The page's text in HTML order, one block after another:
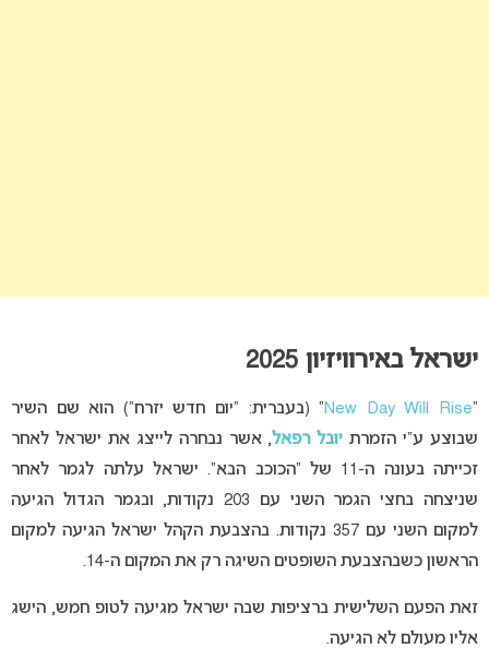
ישראל באירוויזיון 2025
“
New Day Will Rise” (בעברית: “יום חדש יזרח”) הוא שם השיר
שבוצע ע”י הזמרת יובל רפאל, אשר נבחרה לייצג את ישראל לאחר
זכייתה בעונה ה-11 של “הכוכב הבא”. ישראל עלתה לגמר לאחר
שניצחה בחצי הגמר השני עם 203 נקודות, ובגמר הגדול הגיעה
למקום השני עם 357 נקודות. בהצבעת הקהל ישראל הגיעה למקום
הראשון כשבהצבעת השופטים השיגה רק את המקום ה-14.
זאת הפעם השלישית ברציפות שבה ישראל מגיעה לטופ חמש, הישג
אליו מעולם לא הגיעה.